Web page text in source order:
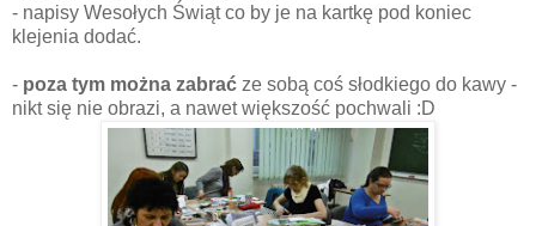
- napisy Wesołych Świąt co by je na kartkę pod koniec
klejenia dodać.
- poza tym można zabrać ze sobą coś słodkiego do kawy -
nikt się nie obrazi, a nawet większość pochwali :D